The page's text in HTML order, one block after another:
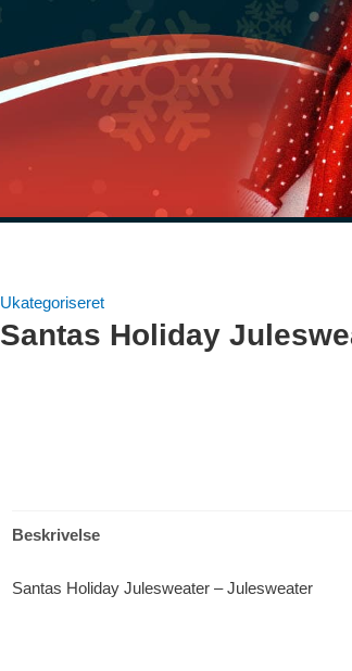
Ukategoriseret
Santas Holiday
Beskrivelse
Santas Holiday Julesweater – Julesweater